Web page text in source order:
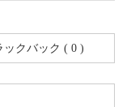
ックバック ( 0 )